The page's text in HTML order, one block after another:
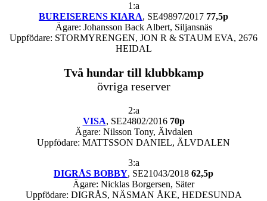
1:a
BUREISERENS KIARA, SE49897/2017 77,5p
Ägare: Johansson Back Albert, Siljansnäs
Uppfödare: STORMYRENGEN, JON R & STAUM EVA, 2676
HEIDAL
Två hundar till klubbkamp
övriga reserver
2:a
VISA, SE24802/2016 70p
Ägare: Nilsson Tony, Älvdalen
Uppfödare: MATTSSON DANIEL, ÄLVDALEN
3:a
DIGRÅS BOBBY, SE21043/2018 62,5p
Ägare: Nicklas Borgersen, Säter
Uppfödare: DIGRÅS, NÄSMAN ÅKE, HEDESUNDA